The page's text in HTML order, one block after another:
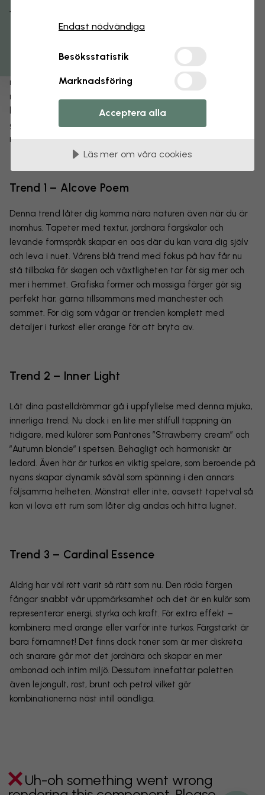
Höstens och vinterns trender uppmuntrar till att kasta sig
mellan tidsepoker, stilar och spännande
mönsterkombinationer. Vi gillar att det är mycket textur i
blickfånget; skrovligt, lent, glatt eller långhårigt. Även
geometriska mönster och grafiska linjer kombineras på helt
nya sätt. I höst är allt tillåtet.
Trend 1 – Alcove Poem
Denna trend låter dig komma nära naturen även när du är
inomhus. Tapeter med textur, jordnära färgskalor och
levande formspråk skapar en oas där du kan vara dig själv
och leva i nuet. Vårens blå trend med fokus på hav får nu
stå tillbaka för skogen och växtligheten tar för sig mer och
mer i hemmet. Grafiska former och mossiga färger gör sig
perfekt här, gärna tillsammans med manchester och
sammet. För dig som vågar är trenden komplett med
detaljer i turkost eller orange för att bryta av.
Trend 2 – Inner Light
Låt dina pastelldrömmar gå i uppfyllelse med denna mjuka,
innerliga trend. Nu dock i en lite mer stilfull tappning än
tidigare, med kulörer som Pantones ”Strawberry cream” och
”Autumn blonde” i spetsen. Behagligt och harmoniskt är
ledord. Även här är turkos en viktig spelare, som beroende på
nyans skapar dynamik såväl som spänning i den annars
följsamma helheten. Mönstrat eller inte, oavsett tapetval så
kan vi lova ett rum som låter dig andas och hitta lugnet.
Trend 3 – Cardinal Essence
Aldrig har väl rött varit så rätt som nu. Den röda färgen
fångar snabbt vår uppmärksamhet och det är en kulör som
representerar energi, styrka och kraft. För extra effekt –
kombinera med orange eller varför inte turkos. Färgstarkt är
bara förnamnet! Det finns dock toner som är mer diskreta
och snarare går mot det jordnära och skapar en mer
ombonad och intim miljö. Dessutom innefattar paletten
även lejongult, rost, brunt och petrol vilket gör
kombinationerna näst intill oändliga.
Uh-oh something went wrong
Få 15% rabatt Endast nödvändiga
Besöksstatistik
Marknadsföring
Acceptera alla
Läs mer om våra cookies